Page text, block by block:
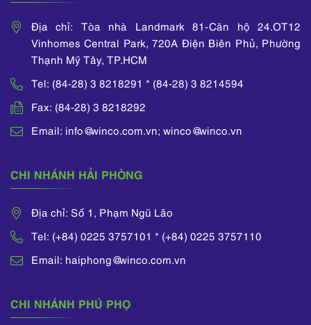
Địa chỉ: Tòa nhà Landmark 81-Căn hộ 24.OT12
Vinhomes Central Park, 720A Điện Biên Phủ, Phường
Thạnh Mỹ Tây, TP.HCM
Tel: (84-28) 3 8218291 * (84-28) 3 8214594
Fax: (84-28) 3 8218292
Email: info@winco.com.vn; winco@winco.vn
CHI NHÁNH HẢI PHÒNG
Địa chỉ: Số 1, Phạm Ngũ Lão
Tel: (+84) 0225 3757101 * (+84) 0225 3757110
Email: haiphong@winco.com.vn
CHI NHÁNH PHÚ PHỌ